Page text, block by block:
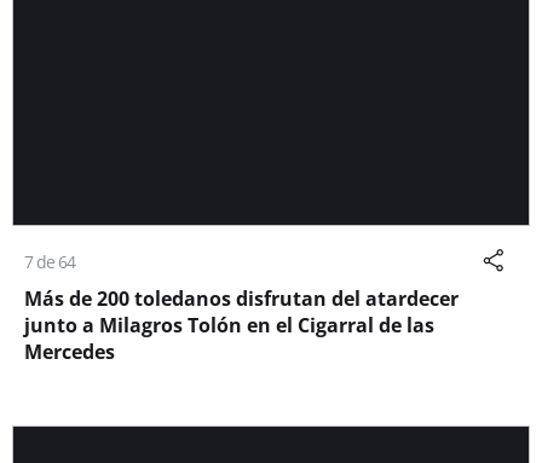
7 de 64
Más de 200 toledanos disfrutan del atardecer
junto a Milagros Tolón en el Cigarral de las
Mercedes